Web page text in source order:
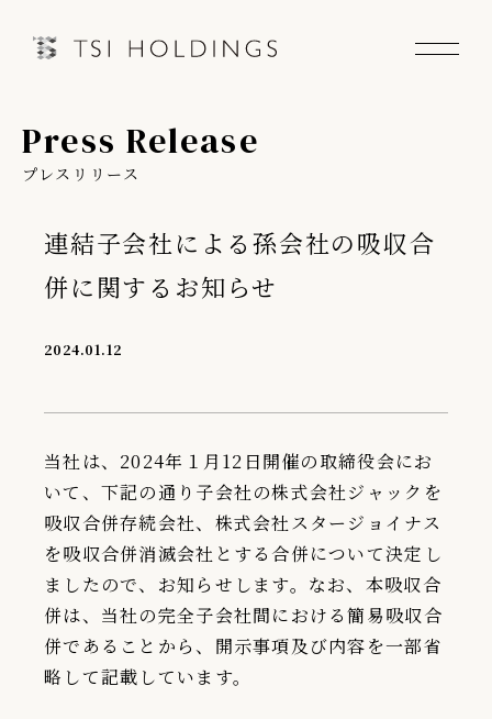
Information
Brand News
会社情報
IR情報
TSIトピックス
Foreign Investor
採用情報
Press Release
プレスリリース
連結子会社による孫会社の吸収合
併に関するお知らせ
2024.01.12
当社は、2024年１月12日開催の取締役会にお
いて、下記の通り子会社の株式会社ジャックを
吸収合併存続会社、株式会社スタージョイナス
を吸収合併消滅会社とする合併について決定し
ましたので、お知らせします。なお、本吸収合
併は、当社の完全子会社間における簡易吸収合
併であることから、開示事項及び内容を一部省
略して記載しています。